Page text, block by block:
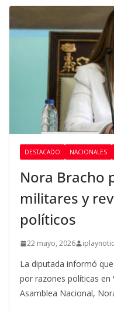
DESTACADO NACIONALES
Nora Bracho
militares y
políticos
22 mayo, 2026
La diputada informó
por razones políticas en
Asamblea Nacional,